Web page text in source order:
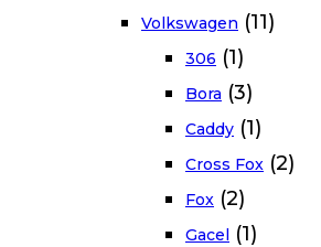
Volkswagen (11)
306 (1)
Bora (3)
Caddy (1)
Cross Fox (2)
Fox (2)
Gacel (1)